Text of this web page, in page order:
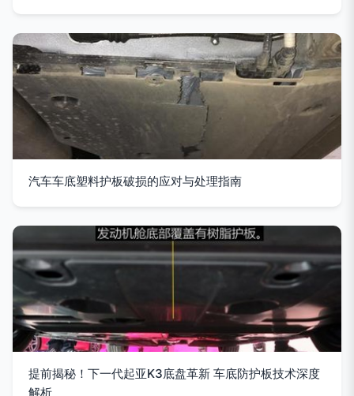
汽车车底塑料护板破损的应对与处理指南
提前揭秘！下一代起亚K3底盘革新 车底防护板技术深度
解析